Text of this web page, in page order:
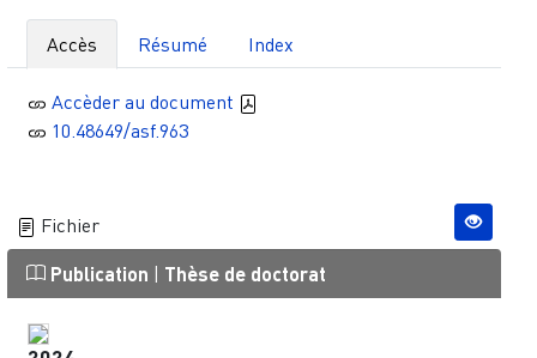
Accès Résumé Index
Accèder au document
10.48649/asf.963
Fichier
Publication | Thèse de doctorat